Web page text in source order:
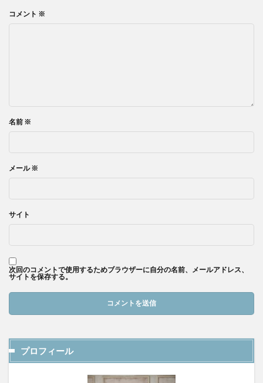
コメント ※
名前 ※
メール※
サイト
次回のコメントで使用するためブラウザーに自分の名前、メールアドレス、
サイトを保存する。
プロフィール